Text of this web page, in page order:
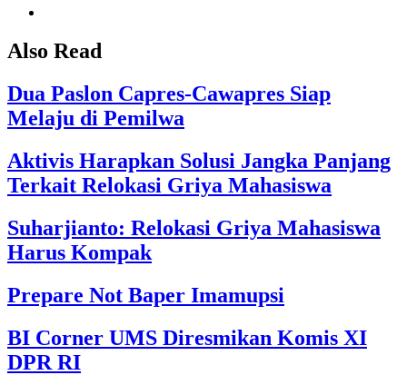
Also Read
Dua Paslon Capres-Cawapres Siap
Melaju di Pemilwa
Aktivis Harapkan Solusi Jangka Panjang
Terkait Relokasi Griya Mahasiswa
Suharjianto: Relokasi Griya Mahasiswa
Harus Kompak
Prepare Not Baper Imamupsi
BI Corner UMS Diresmikan Komis XI
DPR RI